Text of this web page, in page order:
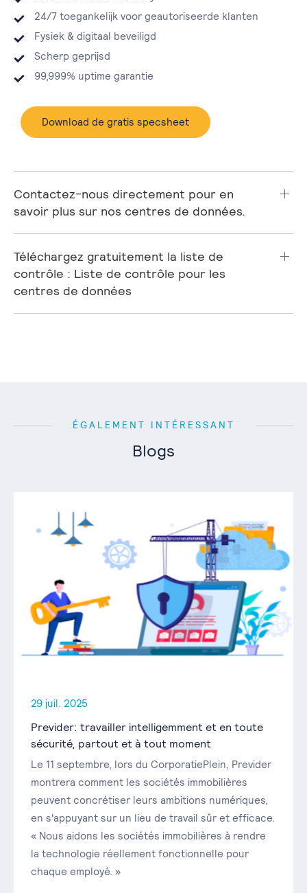
24/7 toegankelijk voor geautoriseerde klanten
Fysiek & digitaal beveiligd
Scherp geprijsd
99,999% uptime garantie
Download de gratis specsheet
Contactez-nous directement pour en
savoir plus sur nos centres de données.
Téléchargez gratuitement la liste de
contrôle : Liste de contrôle pour les
centres de données
ÉGALEMENT INTÉRESSANT
Blogs
29 juil. 2025
Previder: travailler intelligemment et en toute
sécurité, partout et à tout moment
Le 11 septembre, lors du CorporatiePlein, Previder
montrera comment les sociétés immobilières
peuvent concrétiser leurs ambitions numériques,
en s'appuyant sur un lieu de travail sûr et efficace.
« Nous aidons les sociétés immobilières à rendre
la technologie réellement fonctionnelle pour
chaque employé. »